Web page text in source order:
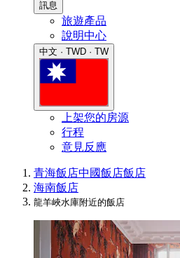
訊息
旅遊產品
說明中心
中文 · TWD · TW
上架您的房源
行程
意見反應
青海飯店中國飯店飯店
海南飯店
龍羊峽水庫附近的飯店